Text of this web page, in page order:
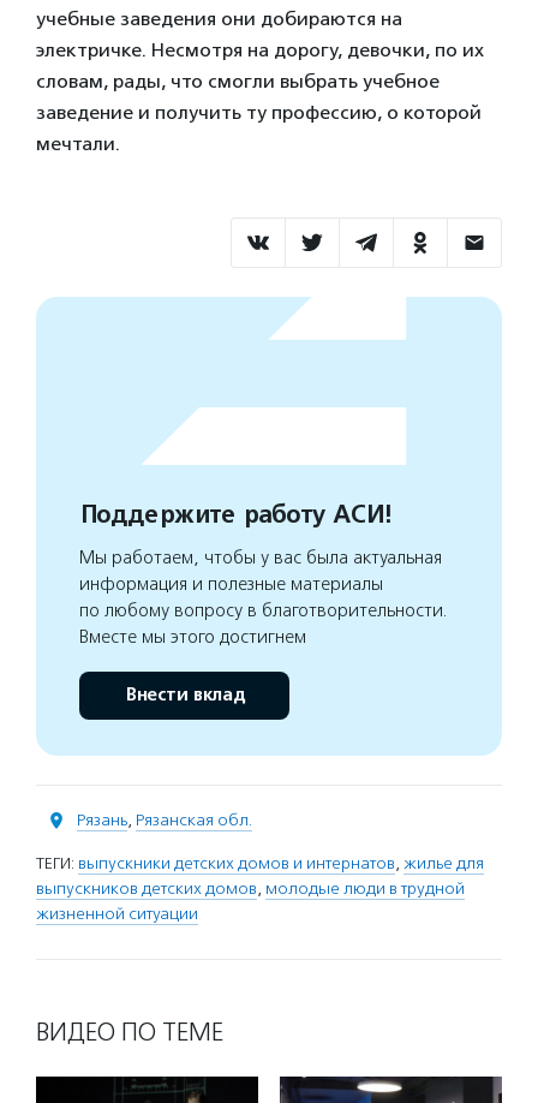
учебные заведения они добираются на
электричке. Несмотря на дорогу, девочки, по их
словам, рады, что смогли выбрать учебное
заведение и получить ту профессию, о которой
мечтали.
Поддержите работу АСИ!
Мы работаем, чтобы у вас была актуальная
информация и полезные материалы
по любому вопросу в благотворительности.
Вместе мы этого достигнем
Внести вклад
Рязань, Рязанская обл.
ТЕГИ: выпускники детских домов и интернатов, жилье для
выпускников детских домов, молодые люди в трудной
жизненной ситуации
ВИДЕО ПО ТЕМЕ